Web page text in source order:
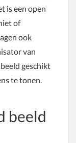
is een open
of
ook
van
geschikt
te tonen.
beeld